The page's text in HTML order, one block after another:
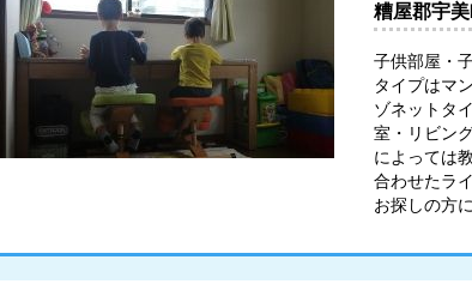
糟屋郡宇
子供部屋・
タイプはマ
ゾネットタ
室・リビン
によっては
合わせたラ
お探しの方